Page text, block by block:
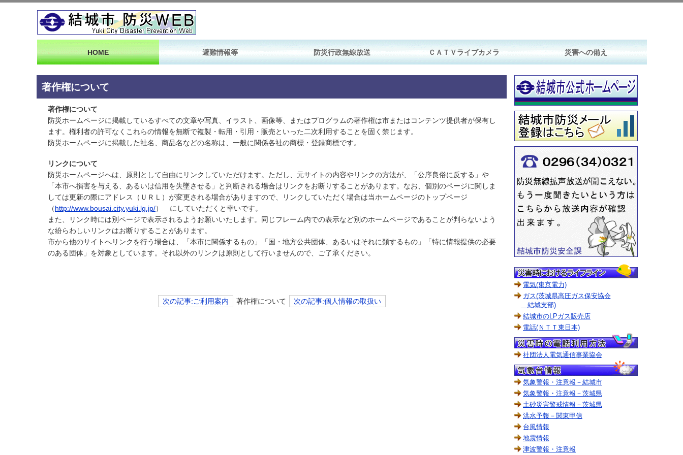
HOME 避難情報等 防災行政無線放送 ＣＡＴＶライブカメラ 災害への備え
著作権について
著作権について
防災ホームページに掲載しているすべての文章や写真、イラスト、画像等、またはプログラムの著作権は市またはコンテンツ提供者が保有し
ます。権利者の許可なくこれらの情報を無断で複製・転用・引用・販売といった二次利用することを固く禁じます。
防災ホームページに掲載した社名、商品名などの名称は、一般に関係各社の商標・登録商標です。
リンクについて
防災ホームページへは、原則として自由にリンクしていただけます。ただし、元サイトの内容やリンクの方法が、「公序良俗に反する」や
「本市へ損害を与える、あるいは信用を失墜させる」と判断される場合はリンクをお断りすることがあります。なお、個別のページに関しま
しては更新の際にアドレス（ＵＲＬ）が変更される場合がありますので、リンクしていただく場合は当ホームページのトップページ
（http://www.bousai.city.yuki.lg.jp/） にしていただくと幸いです。
また、リンク時には別ページで表示されるようお願いいたします。同じフレーム内での表示など別のホームページであることが判らないよう
な紛らわしいリンクはお断りすることがあります。
市から他のサイトへリンクを行う場合は、「本市に関係するもの」「国・地方公共団体、あるいはそれに類するもの」「特に情報提供の必要
のある団体」を対象としています。それ以外のリンクは原則として行いませんので、ご了承ください。
次の記事:ご利用案内 著作権について 次の記事:個人情報の取扱い
電気(東京電力)
ガス(茨城県高圧ガス保安協会
結城支部)
結城市のLPガス販売店
電話(ＮＴＴ東日本)
社団法人電気通信事業協会
気象警報・注意報－結城市
気象警報・注意報－茨城県
土砂災害警戒情報－茨城県
洪水予報－関東甲信
台風情報
地震情報
津波警報・注意報